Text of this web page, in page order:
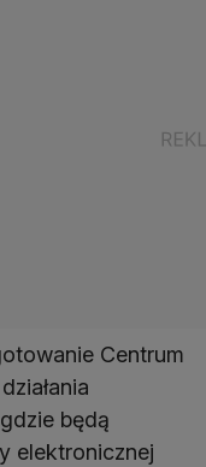
Centrum
będą
elektronicznej